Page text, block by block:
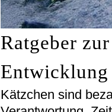
Ratgeber
Kätzchen sind